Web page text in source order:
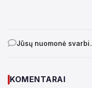
Jūsų nuomonė svarbi.
KOMENTARAI